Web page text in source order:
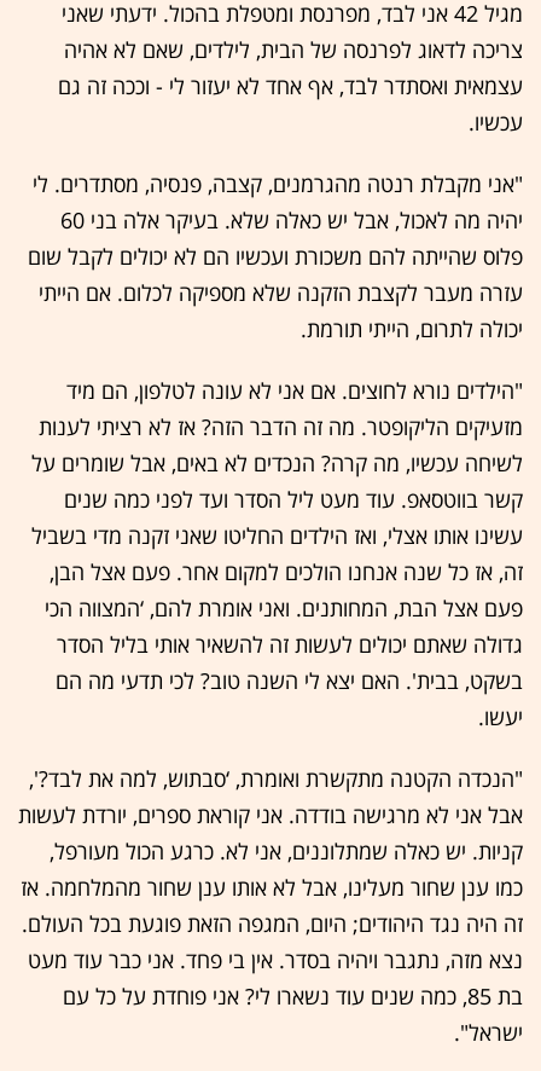
מגיל 42 אני לבד, מפרנסת ומטפלת בהכול. ידעתי שאני
צריכה לדאוג לפרנסה של הבית, לילדים, שאם לא אהיה
עצמאית ואסתדר לבד, אף אחד לא יעזור לי - וככה זה גם
עכשיו.
"אני מקבלת רנטה מהגרמנים, קצבה, פנסיה, מסתדרים. לי
יהיה מה לאכול, אבל יש כאלה שלא. בעיקר אלה בני 60
פלוס שהייתה להם משכורת ועכשיו הם לא יכולים לקבל שום
עזרה מעבר לקצבת הזקנה שלא מספיקה לכלום. אם הייתי
יכולה לתרום, הייתי תורמת.
"הילדים נורא לחוצים. אם אני לא עונה לטלפון, הם מיד
מזעיקים הליקופטר. מה זה הדבר הזה? אז לא רציתי לענות
לשיחה עכשיו, מה קרה? הנכדים לא באים, אבל שומרים על
קשר בווטסאפ. עוד מעט ליל הסדר ועד לפני כמה שנים
עשינו אותו אצלי, ואז הילדים החליטו שאני זקנה מדי בשביל
זה, אז כל שנה אנחנו הולכים למקום אחר. פעם אצל הבן,
פעם אצל הבת, המחותנים. ואני אומרת להם, ‘המצווה הכי
גדולה שאתם יכולים לעשות זה להשאיר אותי בליל הסדר
בשקט, בבית'. האם יצא לי השנה טוב? לכי תדעי מה הם
יעשו.
"הנכדה הקטנה מתקשרת ואומרת, ‘סבתוש, למה את לבד?',
אבל אני לא מרגישה בודדה. אני קוראת ספרים, יורדת לעשות
קניות. יש כאלה שמתלוננים, אני לא. כרגע הכול מעורפל,
כמו ענן שחור מעלינו, אבל לא אותו ענן שחור מהמלחמה. אז
זה היה נגד היהודים; היום, המגפה הזאת פוגעת בכל העולם.
נצא מזה, נתגבר ויהיה בסדר. אין בי פחד. אני כבר עוד מעט
בת 85, כמה שנים עוד נשארו לי? אני פוחדת על כל עם
ישראל".